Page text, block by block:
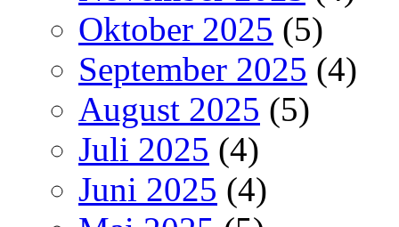
Oktober 2025 (5)
September 2025 (4)
August 2025 (5)
Juli 2025 (4)
Juni 2025 (4)